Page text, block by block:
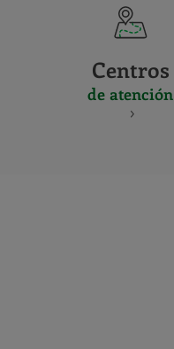
Centros
de atención